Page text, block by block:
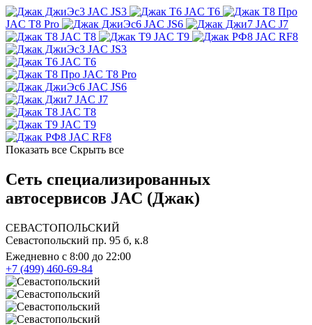
JAC JS3
JAC T6
JAC T8 Pro
JAC JS6
JAC J7
JAC T8
JAC T9
JAC RF8
JAC JS3
JAC T6
JAC T8 Pro
JAC JS6
JAC J7
JAC T8
JAC T9
JAC RF8
Показать все Скрыть все
Сеть специализированных
автосервисов JAC (Джак)
СЕВАСТОПОЛЬСКИЙ
Севастопольский пр. 95 б, к.8
Ежедневно с 8:00 до 22:00
+7 (499) 460-69-84